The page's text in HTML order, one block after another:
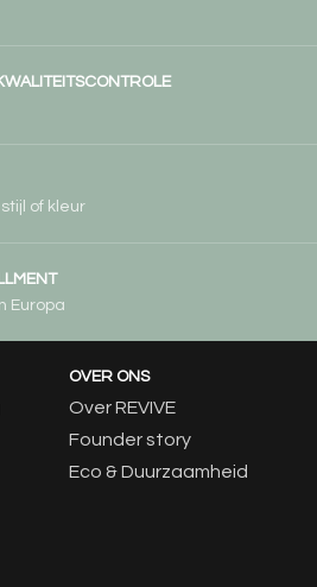
of kleur
Europa
OVER ONS
Over REVIVE
Founder story
Eco & Duurzaamheid